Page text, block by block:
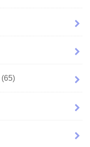
(65)